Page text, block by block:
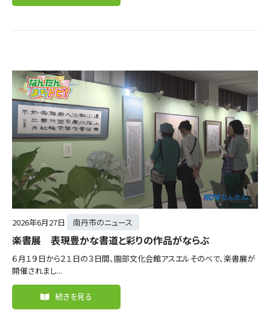
2026年6月27日 南丹市のニュース
楽書展 表現豊かな書道と彩りの作品がならぶ
６月１９日から２１日の３日間、園部文化会館アスエルそのべで、楽書展が
開催されまし...
続きを見る